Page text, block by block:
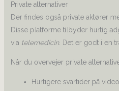
Private alternativer
Der findes også private aktører
Disse platforme tilbyder hurtig
via telemedicin. Det er godt i en
Når du overvejer private
Hurtigere svartider på